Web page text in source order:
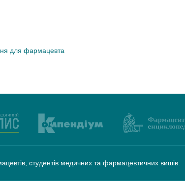
для фармацевта
студентів медичних та фармацевтичних вишів.